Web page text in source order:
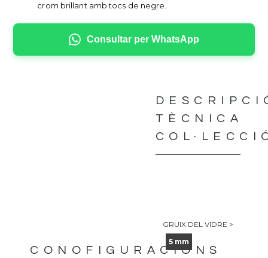
crom brillant amb tocs de negre.
Consultar per WhatsApp
CONOFIGURACIONS
TÈCNICA
GRUIX DEL VIDRE >
5 mm